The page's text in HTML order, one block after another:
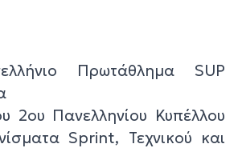
Πρωτάθλημα SUP
2ου Πανελληνίου Κυπέλλου
Sprint, Τεχνικού και